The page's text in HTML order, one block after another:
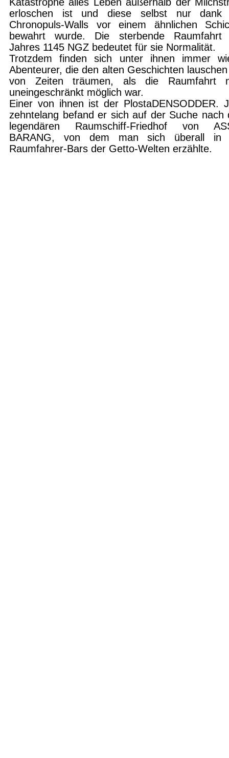
erloschen ist und diese selbst nur dank
Chronopuls-Walls vor einem ähnlichen
bewahrt wurde. Die sterbende Raum­fahrt
Jahres 1145 NGZ bedeutet für sie Nor­malität.
Trotzdem finden sich unter ihnen immer
Abenteurer, die den alten Geschichten
von Zeiten träumen, als die Raumfahrt
uneingeschränkt möglich war.
Einer von ihnen ist der PlostaDENSODDER.
zehntelang befand er sich auf der Suche nach
legendären Raumschiff-Friedhof von
BARANG, von dem man sich überall in
Raumfahrer-Bars der Getto-Welten erzählte.